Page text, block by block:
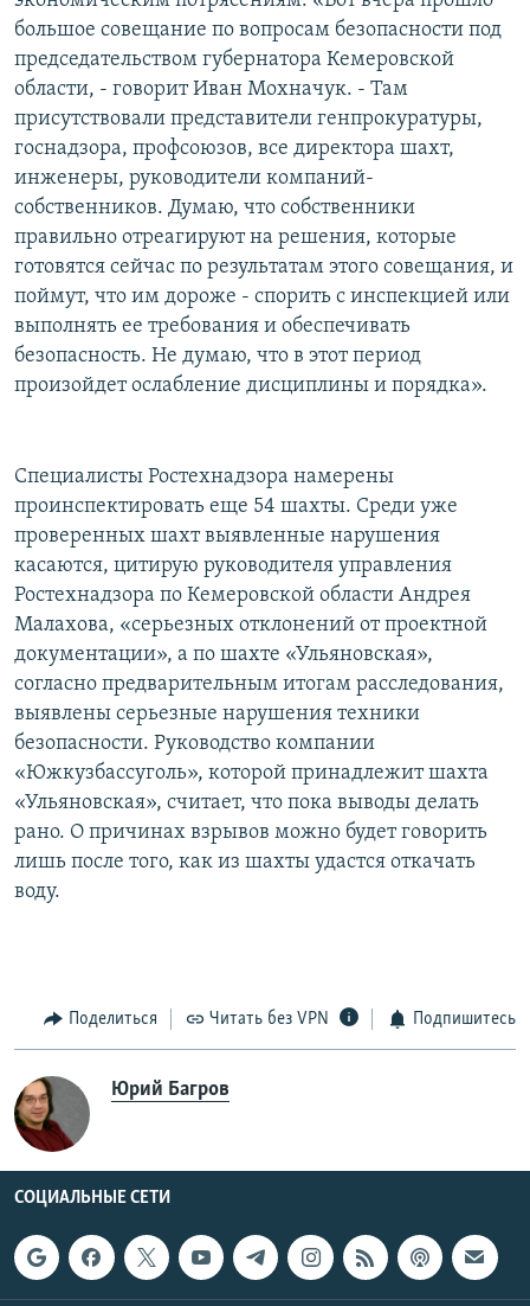
большое совещание по вопросам безопасности под
председательством губернатора Кемеровской
области, - говорит Иван Мохначук. - Там
присутствовали представители генпрокуратуры,
госнадзора, профсоюзов, все директора шахт,
инженеры, руководители компаний-
собственников. Думаю, что собственники
правильно отреагируют на решения, которые
готовятся сейчас по результатам этого совещания, и
поймут, что им дороже - спорить с инспекцией или
выполнять ее требования и обеспечивать
безопасность. Не думаю, что в этот период
произойдет ослабление дисциплины и порядка».
Специалисты Ростехнадзора намерены
проинспектировать еще 54 шахты. Среди уже
проверенных шахт выявленные нарушения
касаются, цитирую руководителя управления
Ростехнадзора по Кемеровской области Андрея
Малахова, «серьезных отклонений от проектной
документации», а по шахте «Ульяновская»,
согласно предварительным итогам расследования,
выявлены серьезные нарушения техники
безопасности. Руководство компании
«Южкузбассуголь», которой принадлежит шахта
«Ульяновская», считает, что пока выводы делать
рано. О причинах взрывов можно будет говорить
лишь после того, как из шахты удастся откачать
воду.
Поделиться Читать без VPN Подпишитесь
Юрий Багров
СОЦИАЛЬНЫЕ СЕТИ